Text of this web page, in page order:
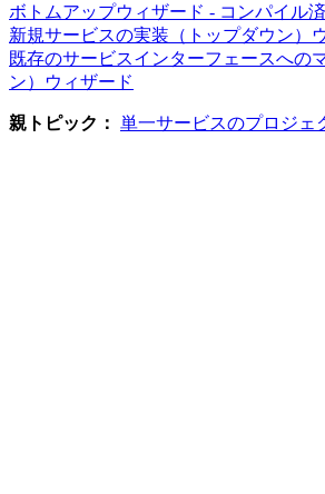
ボトムアップウィザード - コンパイル
新規サービスの実装（トップダウン）
既存のサービスインターフェースへの
ン）ウィザード
親トピック： 単一サービスのプロジェ